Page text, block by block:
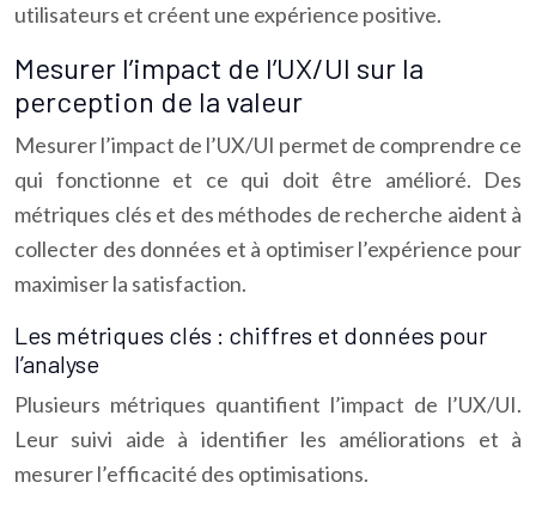
utilisateurs et créent une expérience positive.
Mesurer l’impact de l’UX/UI sur la
perception de la valeur
Mesurer l’impact de l’UX/UI permet de comprendre ce
qui fonctionne et ce qui doit être amélioré. Des
métriques clés et des méthodes de recherche aident à
collecter des données et à optimiser l’expérience pour
maximiser la satisfaction.
Les métriques clés : chiffres et données pour
l’analyse
Plusieurs métriques quantifient l’impact de l’UX/UI.
Leur suivi aide à identifier les améliorations et à
mesurer l’efficacité des optimisations.